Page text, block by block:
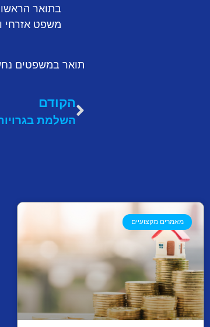
בתואר
משפט אזרחי
תואר במשפטים
הקודם
מאמרים מקצועיים